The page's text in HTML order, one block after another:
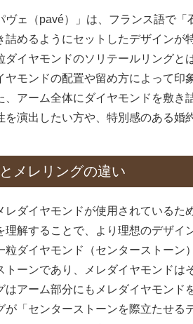
ヴェ（pavé）」は、フランス語で
詰めるようにセットしたデザイン
イヤモンドのソリテールリングと
ヤモンドの配置や留め方によって
、アーム全体にダイヤモンドを敷
を演出したい方や、特別感のある婚
メレリングの違い
レダイヤモンドが使用されているた
解することで、より理想のデザイ
粒ダイヤモンド（センターストー
トーンであり、メレダイヤモンドは
はアーム部分にもメレダイヤモンド
が「センターストーンを際立たせ